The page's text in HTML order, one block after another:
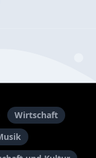
Wirtschaft